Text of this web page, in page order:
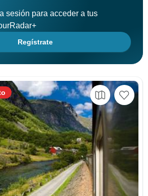
sesión para acceder a tus
Regístrate